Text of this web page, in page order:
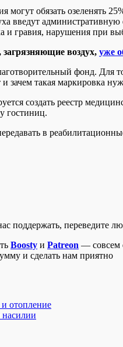
обязать озеленять
введут
и гравия, нарушения при
загрязняющие воздух, уже
фонд. Для
зачем такая маркировка
создать реестр
гостиниц.
в
поддержать, переведите
Boosty и Patreon — совсем
и сделать нам приятно
отопление